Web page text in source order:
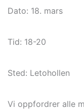
Dato: 18. mars
Tid: 18-20
Sted: Letohollen
Vi oppfordrer alle